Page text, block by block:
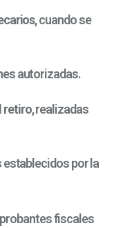
, cuando se
autorizadas.
retiro, realizadas
establecidos por la
fiscales